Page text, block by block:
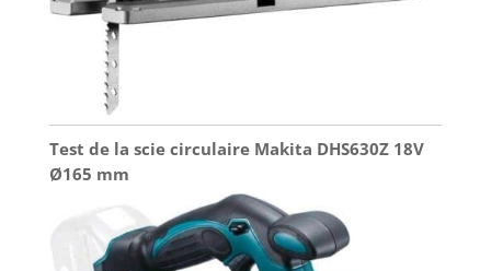
Test de la scie circulaire Makita DHS630Z 18V
Ø165 mm